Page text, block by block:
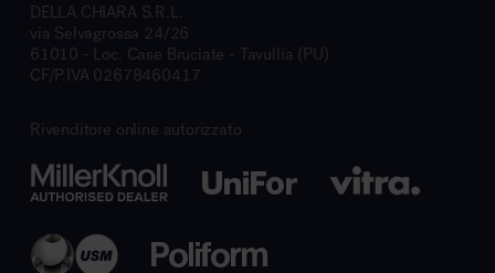
DELLA CHIARA S.R.L.
via Selvagrossa 24/26
61010 - Loc. Case Bruciate - Tavullia (PU)
CF/P.IVA 02678460417
Rivenditore online autorizzato